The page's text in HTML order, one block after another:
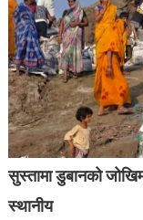
सुस्तामा डुबानको
स्थानीय